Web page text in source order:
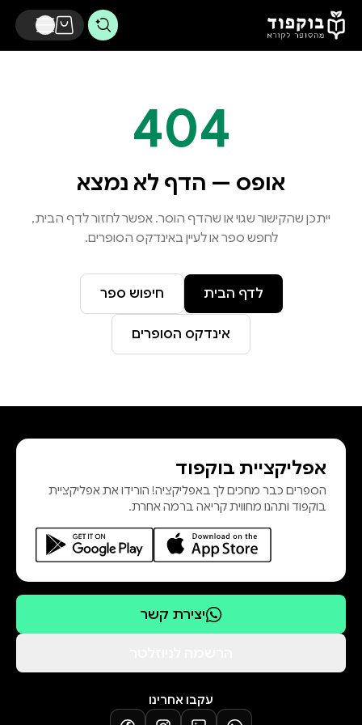
דלג לתוכן הראשי
404
אופס — הדף לא נמצא
ייתכן שהקישור שגוי או שהדף הוסר. אפשר לחזור לדף הבית,
לחפש ספר או לעיין באינדקס הסופרים.
לדף הבית חיפוש ספר
אינדקס הסופרים
אפליקציית בוקפוד
הספרים כבר מחכים לך באפליקציה! הורידו את אפליקציית
בוקפוד ותהנו מחווית קריאה ברמה אחרת.
יצירת קשר
עקבו אחרינו